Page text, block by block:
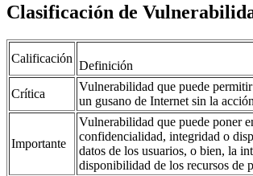
Clasificación de
Calificación
Definición
Crítica
Vulnerabilidad que puede
un gusano de Internet sin la
Importante
Vulnerabilidad que puede poner
confidencialidad, integridad o
datos de los usuarios, o bien, la
disponibilidad de los recursos de